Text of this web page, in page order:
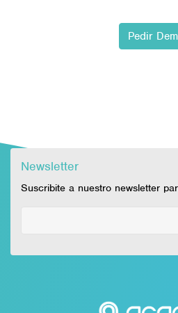
Pedir
Newsletter
Suscribite a nuestro newsletter